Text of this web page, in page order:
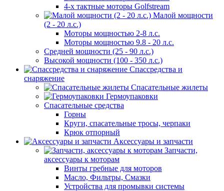
4-х тактные моторы Golfstream
Малой мощности
(2 - 20 л.с.)
Моторы мощностью 2-8 л.с.
Моторы мощностью 9.8 - 20 л.с.
Средней мощности (25 - 90 л.с.)
Высокой мощности (100 - 350 л.с.)
Спассредства и
снаряжение
Спасательные жилеты
Гермоупаковки
Спасательные средства
Горны
Круги, спасательные тросы, черпаки
Крюк отпорный
Аксессуары и запчасти
Запчасти,
аксессуары к моторам
Винты гребные для моторов
Масло, Фильтры, Смазки
Устройства для промывки системы